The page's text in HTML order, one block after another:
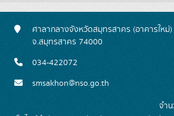
ศาลากลางจังหวัดสมุทรสาคร (อาคารใหม่
จ.สมุทรสาคร 74000
034-422072
smsakhon@nso.go.th
จำ